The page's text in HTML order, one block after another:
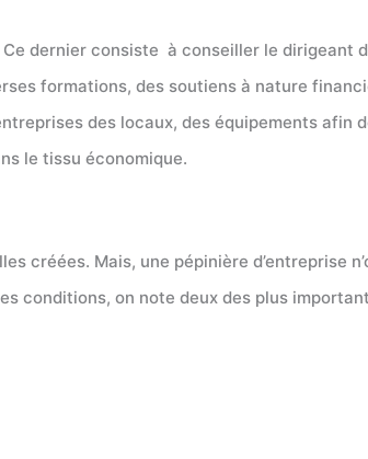
dernier consiste à conseiller le dirigeant
formations, des soutiens à nature
des locaux, des équipements afin
le tissu économique.
créées. Mais, une pépinière d’entreprise
conditions, on note deux des plus